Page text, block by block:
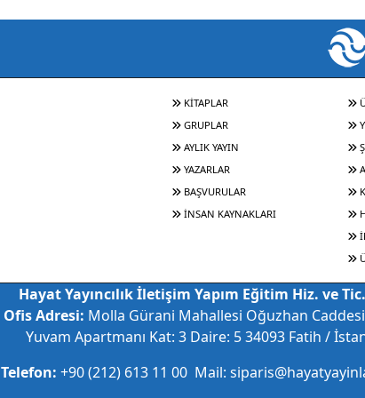
KİTAPLAR
GRUPLAR
AYLIK YAYIN
YAZARLAR
BAŞVURULAR
İNSAN KAYNAKLARI
Hayat Yayıncılık İletişim Yapım Eğitim Hiz. ve
Ofis Adresi: Molla Gürani Mahallesi Oğuzhan
Yuvam Apartmanı Kat: 3 Daire: 5 34093 Fatih /
Telefon: +90 (212) 613 11 00 Mail: